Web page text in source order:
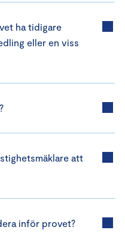
ha tidigare
eller en viss
att
inför provet?